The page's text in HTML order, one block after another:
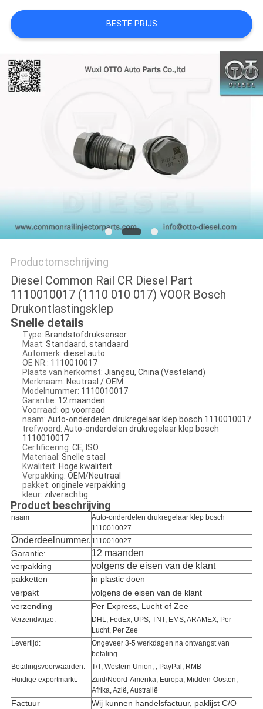
GEVALLEN
SITEMAP
PRIVACY
BESTE PRIJS
Productomschrijving
Diesel Common Rail CR Diesel Part
1110010017 (1110 010 017) VOOR Bosch
Drukontlastingsklep
Snelle details
Type: Brandstofdruksensor
Maat: Standaard, standaard
Automerk: diesel auto
OE NR.: 1110010017
Plaats van herkomst: Jiangsu, China (Vasteland)
Merknaam: Neutraal / OEM
Modelnummer: 1110010017
Garantie: 12 maanden
Voorraad: op voorraad
naam: Auto-onderdelen drukregelaar klep bosch 1110010017
trefwoord: Auto-onderdelen drukregelaar klep bosch
1110010017
Certificering: CE, ISO
Materiaal: Snelle staal
Kwaliteit: Hoge kwaliteit
Verpakking: OEM/Neutraal
pakket: originele verpakking
kleur: zilverachtig
Product beschrijving
naam
Auto-onderdelen drukregelaar klep bosch
1110010027
Onderdeelnummer. 1110010027
Garantie: 12 maanden
verpakking volgens de eisen van de klant
pakketten
in plastic doen
verpakt
volgens de eisen van de klant
verzending
Per Express, Lucht of Zee
Verzendwijze:
DHL, FedEx, UPS, TNT, EMS, ARAMEX, Per
Lucht, Per Zee
Levertijd:
Ongeveer 3-5 werkdagen na ontvangst van
betaling
Betalingsvoorwaarden:
T/T, Western Union, , PayPal, RMB
Huidige exportmarkt:
Zuid/Noord-Amerika, Europa, Midden-Oosten,
Afrika, Azië, Australië
Factuur
Wij kunnen handelsfactuur, paklijst C/O